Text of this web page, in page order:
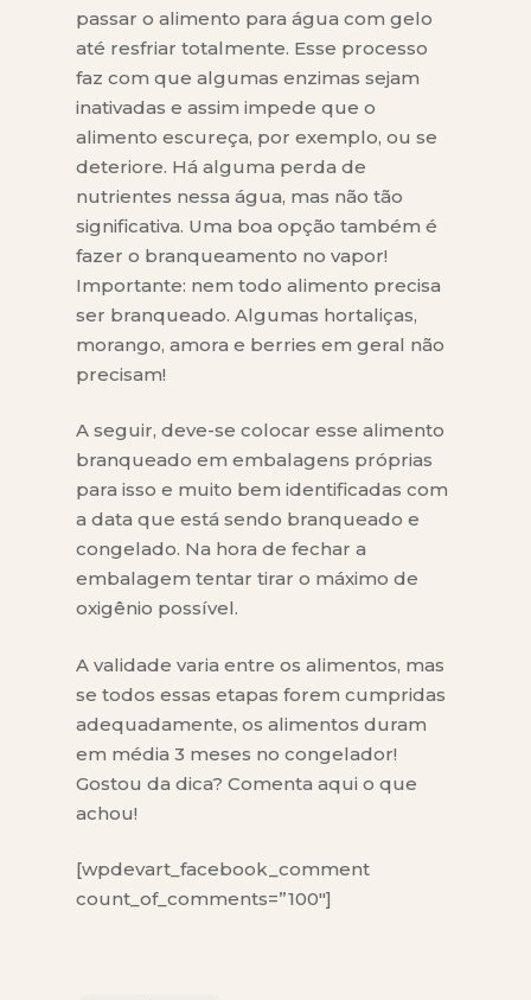
passar o alimento para água com gelo
até resfriar totalmente. Esse processo
faz com que algumas enzimas sejam
inativadas e assim impede que o
alimento escureça, por exemplo, ou se
deteriore. Há alguma perda de
nutrientes nessa água, mas não tão
significativa. Uma boa opção também é
fazer o branqueamento no vapor!
Importante: nem todo alimento precisa
ser branqueado. Algumas hortaliças,
morango, amora e berries em geral não
precisam!
A seguir, deve-se colocar esse alimento
branqueado em embalagens próprias
para isso e muito bem identificadas com
a data que está sendo branqueado e
congelado. Na hora de fechar a
embalagem tentar tirar o máximo de
oxigênio possível.
A validade varia entre os alimentos, mas
se todos essas etapas forem cumpridas
adequadamente, os alimentos duram
em média 3 meses no congelador!
Gostou da dica? Comenta aqui o que
achou!
[wpdevart_facebook_comment
count_of_comments=”100″]